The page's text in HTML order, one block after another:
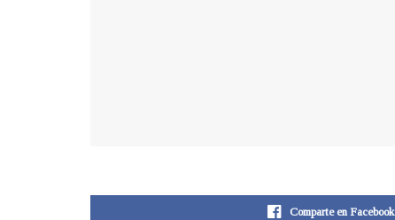
Comparte en Facebook